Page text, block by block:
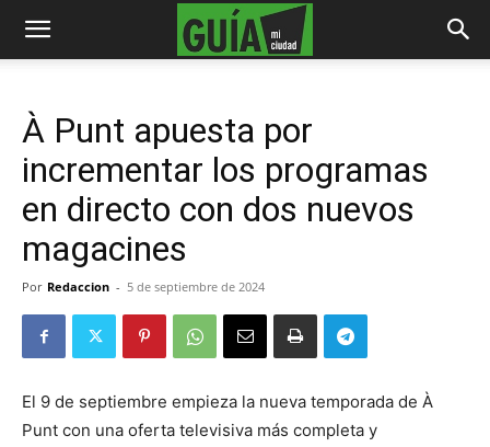
À Punt apuesta por
incrementar los programas
en directo con dos nuevos
magacines
Por Redaccion - 5 de septiembre de 2024
El 9 de septiembre empieza la nueva temporada de À
Punt con una oferta televisiva más completa y